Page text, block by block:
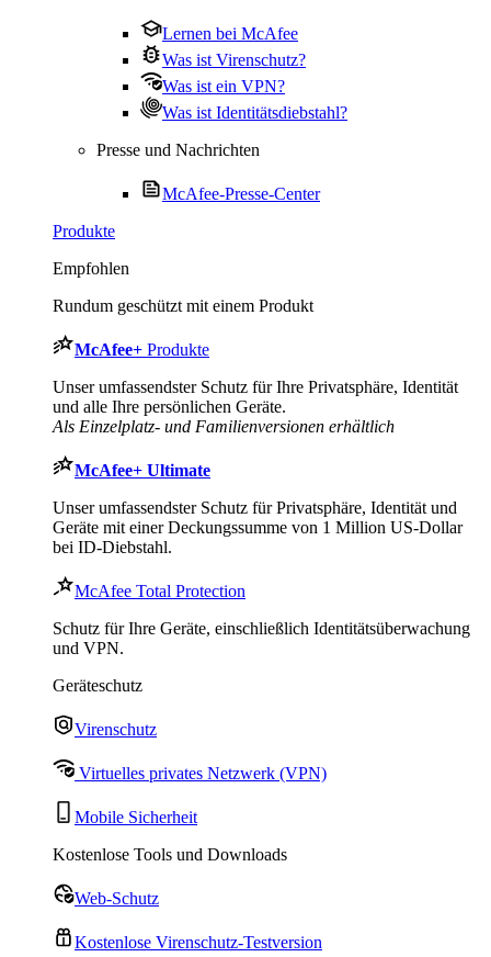
Lernen bei McAfee
Was ist Virenschutz?
Was ist ein VPN?
Was ist Identitätsdiebstahl?
Presse und Nachrichten
McAfee-Presse-Center
Produkte
Empfohlen
Rundum geschützt mit einem Produkt
McAfee+ Produkte
Unser umfassendster Schutz für Ihre Privatsphäre, Identität
und alle Ihre persönlichen Geräte.
Als Einzelplatz- und Familienversionen erhältlich
McAfee+ Ultimate
Unser umfassendster Schutz für Privatsphäre, Identität und
Geräte mit einer Deckungssumme von 1 Million US-Dollar
bei ID-Diebstahl.
McAfee Total Protection
Schutz für Ihre Geräte, einschließlich Identitätsüberwachung
und VPN.
Geräteschutz
Virenschutz
Virtuelles privates Netzwerk (VPN)
Mobile Sicherheit
Kostenlose Tools und Downloads
Web-Schutz
Kostenlose Virenschutz-Testversion